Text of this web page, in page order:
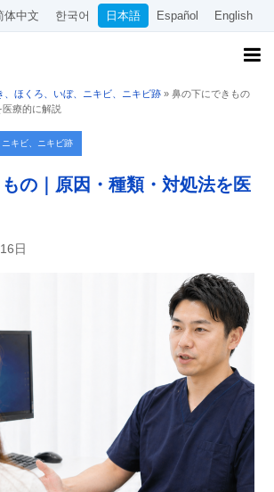
体中文 한국어 日本語 Español English
、ほくろ、いぼ、ニキビ、ニキビ跡 » 鼻の下にできもの
医療的に解説
キビ、ニキビ跡
の｜原因・種類・対処法を医
日